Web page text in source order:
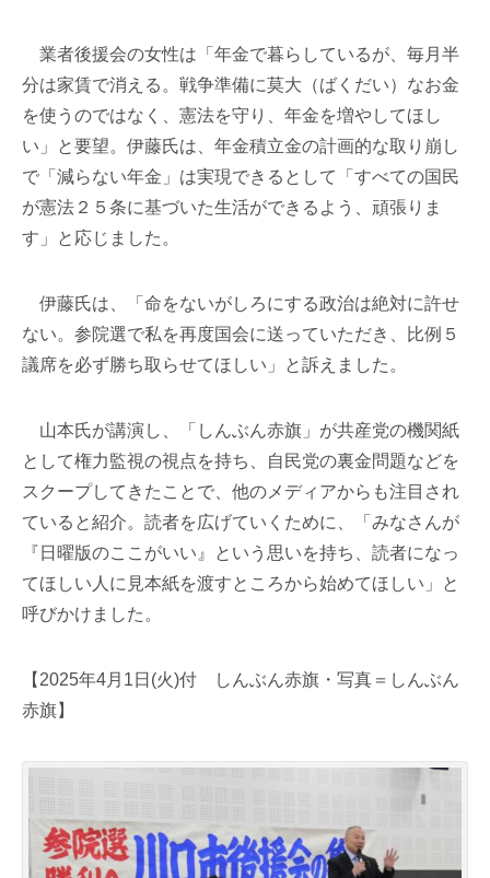
業者後援会の女性は「年金で暮らしているが、毎月半
分は家賃で消える。戦争準備に莫大（ばくだい）なお金
を使うのではなく、憲法を守り、年金を増やしてほし
い」と要望。伊藤氏は、年金積立金の計画的な取り崩し
で「減らない年金」は実現できるとして「すべての国民
が憲法２５条に基づいた生活ができるよう、頑張りま
す」と応じました。
伊藤氏は、「命をないがしろにする政治は絶対に許せ
ない。参院選で私を再度国会に送っていただき、比例５
議席を必ず勝ち取らせてほしい」と訴えました。
山本氏が講演し、「しんぶん赤旗」が共産党の機関紙
として権力監視の視点を持ち、自民党の裏金問題などを
スクープしてきたことで、他のメディアからも注目され
ていると紹介。読者を広げていくために、「みなさんが
『日曜版のここがいい』という思いを持ち、読者になっ
てほしい人に見本紙を渡すところから始めてほしい」と
呼びかけました。
【2025年4月1日(火)付 しんぶん赤旗・写真＝しんぶん
赤旗】